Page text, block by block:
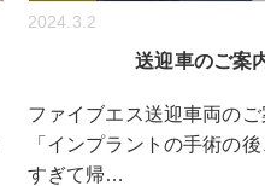
2024.3.2
送迎車のご案
ファイブエス送迎車両のご
「インプラントの手術の
すぎて帰…